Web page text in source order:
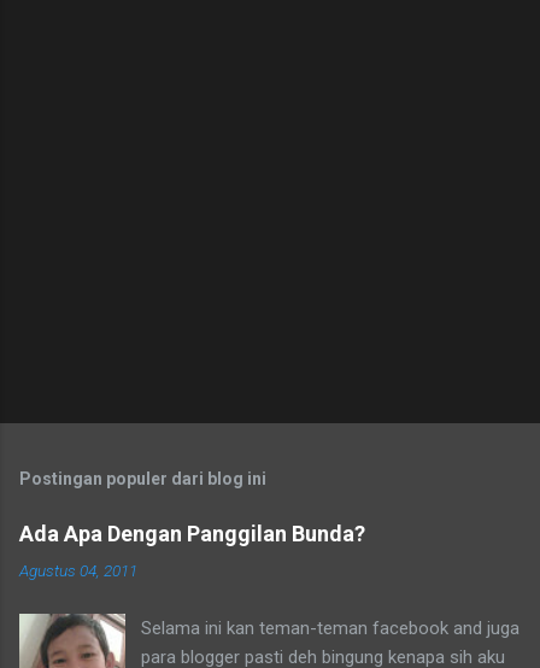
Postingan populer dari blog ini
Ada Apa Dengan Panggilan Bunda?
Agustus 04, 2011
Selama ini kan teman-teman facebook and juga
para blogger pasti deh bingung kenapa sih aku